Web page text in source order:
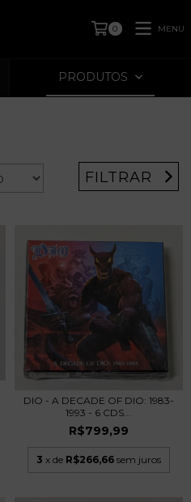
0 MENU
PRODUTOS
FILTRAR
DIO - A DECADE OF DIO: 1983-
1993 - 6 CDS...
R$799,99
3 x de R$266,66 sem juros